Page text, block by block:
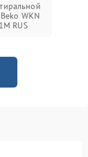
WKN
RUS